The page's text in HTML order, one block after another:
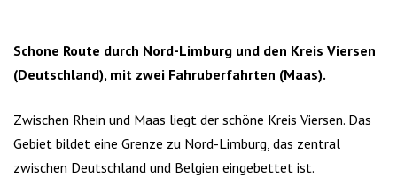
Schone Route durch Nord-Limburg und den Kreis Viersen
(Deutschland), mit zwei Fahruberfahrten (Maas).
Zwischen Rhein und Maas liegt der schöne Kreis Viersen. Das
Gebiet bildet eine Grenze zu Nord-Limburg, das zentral
zwischen Deutschland und Belgien eingebettet ist.